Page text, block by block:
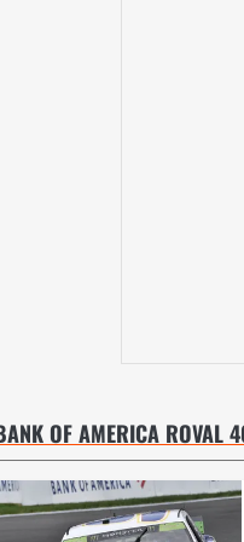
OF AMERICA ROVAL